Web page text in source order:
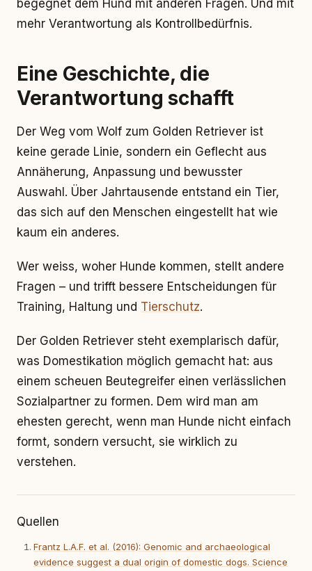
begegnet dem Hund mit anderen Fragen. Und mit
mehr Verantwortung als Kontrollbedürfnis.
Eine Geschichte, die
Verantwortung schafft
Der Weg vom Wolf zum Golden Retriever ist
keine gerade Linie, sondern ein Geflecht aus
Annäherung, Anpassung und bewusster
Auswahl. Über Jahrtausende entstand ein Tier,
das sich auf den Menschen eingestellt hat wie
kaum ein anderes.
Wer weiss, woher Hunde kommen, stellt andere
Fragen – und trifft bessere Entscheidungen für
Training, Haltung und Tierschutz.
Der Golden Retriever steht exemplarisch dafür,
was Domestikation möglich gemacht hat: aus
einem scheuen Beutegreifer einen verlässlichen
Sozialpartner zu formen. Dem wird man am
ehesten gerecht, wenn man Hunde nicht einfach
formt, sondern versucht, sie wirklich zu
verstehen.
Quellen
Frantz L.A.F. et al. (2016): Genomic and archaeological
evidence suggest a dual origin of domestic dogs. Science